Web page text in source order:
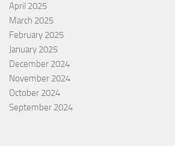
April 2025
March 2025
February 2025
January 2025
December 2024
November 2024
October 2024
September 2024